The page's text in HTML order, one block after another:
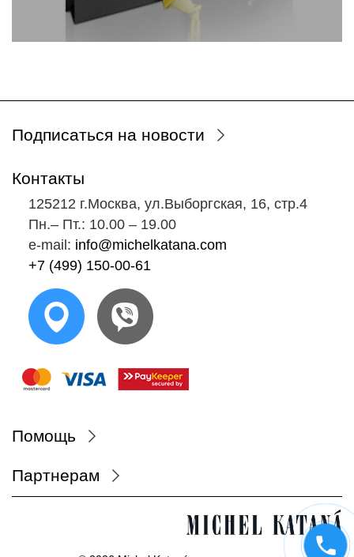
Подписаться на новости
Контакты
125212 г.Москва, ул.Выборгская, 16, стр.4
Пн.‒ Пт.: 10.00 ‒ 19.00
e-mail: info@michelkatana.com
+7 (499) 150-00-61
Помощь
Партнерам